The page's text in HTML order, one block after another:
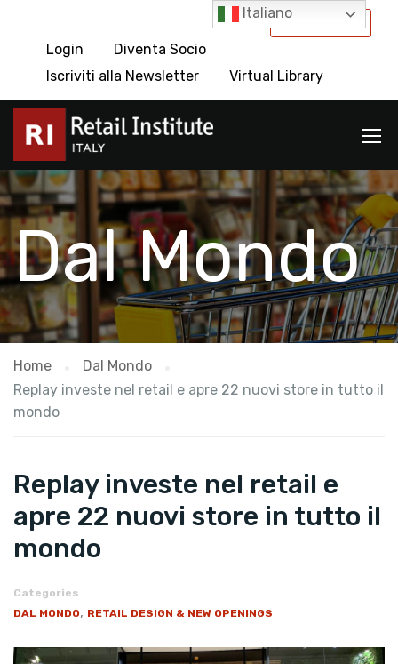
International
Login
Diventa Socio
Iscriviti alla Newsletter
Virtual Library
Dal Mondo
Home
Dal Mondo
Replay investe nel retail e apre 22 nuovi store in tutto il
mondo
Replay investe nel retail e
apre 22 nuovi store in tutto il
mondo
Categories
DAL MONDO, RETAIL DESIGN & NEW OPENINGS
Italiano